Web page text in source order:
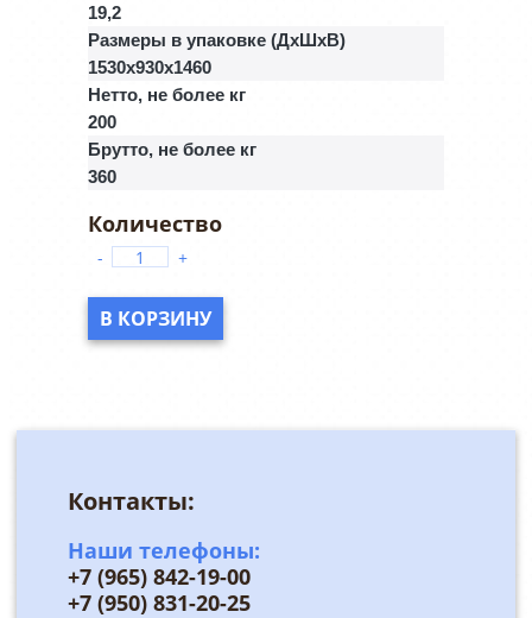
19,2
Размеры в упаковке (ДхШхВ)
1530x930x1460
Нетто, не более кг
200
Брутто, не более кг
360
- +
В КОРЗИНУ
Контакты:
Наши телефоны:
+7 (965) 842-19-00
+7 (950) 831-20-25